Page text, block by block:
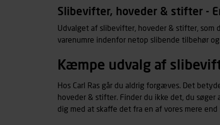
klikkes på, sider/indhold
smartphone mv.) samt de
Vi henviser endvidere til
personoplysninger.
Slibevifter, hoveder & stifter -
Udvalget af slibevifter, hoveder & stifter, som
varenumre indenfor netop slibende tilbehør
Kæmpe udvalg af
Hos Carl Ras går du aldrig forgæves. Det
hoveder & stifter. Finder du ikke det, du
dig med at skaffe det fra en af vores mere